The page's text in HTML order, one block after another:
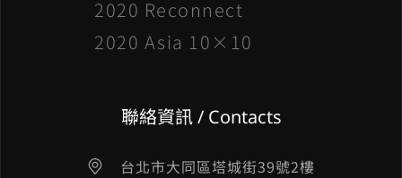
2020 Reconnect
2020 Asia 10×10
聯絡資訊 / Contacts
台北市大同區塔城街39號2樓